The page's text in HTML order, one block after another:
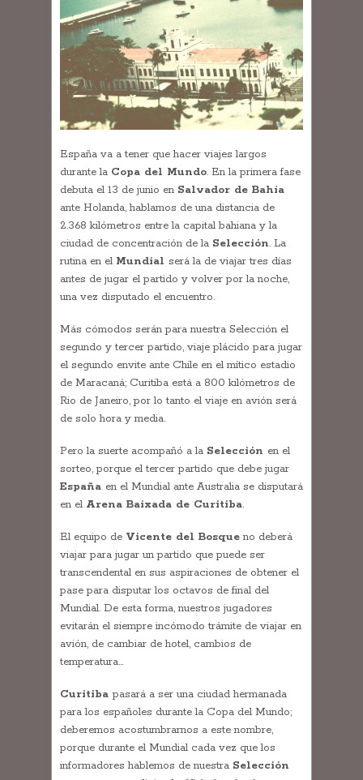
España va a tener que hacer viajes largos
durante la Copa del Mundo. En la primera fase
debuta el 13 de junio en Salvador de Bahía
ante Holanda, hablamos de una distancia de
2.368 kilómetros entre la capital bahiana y la
ciudad de concentración de la Selección. La
rutina en el Mundial será la de viajar tres días
antes de jugar el partido y volver por la noche,
una vez disputado el encuentro.
Más cómodos serán para nuestra Selección el
segundo y tercer partido, viaje plácido para jugar
el segundo envite ante Chile en el mítico estadio
de Maracaná; Curitiba está a 800 kilómetros de
Rio de Janeiro, por lo tanto el viaje en avión será
de solo hora y media.
Pero la suerte acompañó a la Selección en el
sorteo, porque el tercer partido que debe jugar
España en el Mundial ante Australia se disputará
en el Arena Baixada de Curitiba.
El equipo de Vicente del Bosqueno deberá
viajar para jugar un partido que puede ser
transcendental en sus aspiraciones de obtener el
pase para disputar los octavos de final del
Mundial. De esta forma, nuestros jugadores
evitarán el siempre incómodo trámite de viajar en
avión, de cambiar de hotel, cambios de
temperatura…
Curitibapasará a ser una ciudad hermanada
para los españoles durante la Copa del Mundo;
deberemos acostumbrarnos a este nombre,
porque durante el Mundial cada vez que los
informadores hablemos de nuestra Selección